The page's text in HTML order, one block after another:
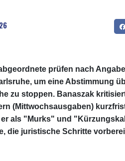
prüfen nach
um eine Abstimmung
zu stoppen. Banaszak
(Mittwochsausgaben)
er als "Murks" und
die juristische Schritte